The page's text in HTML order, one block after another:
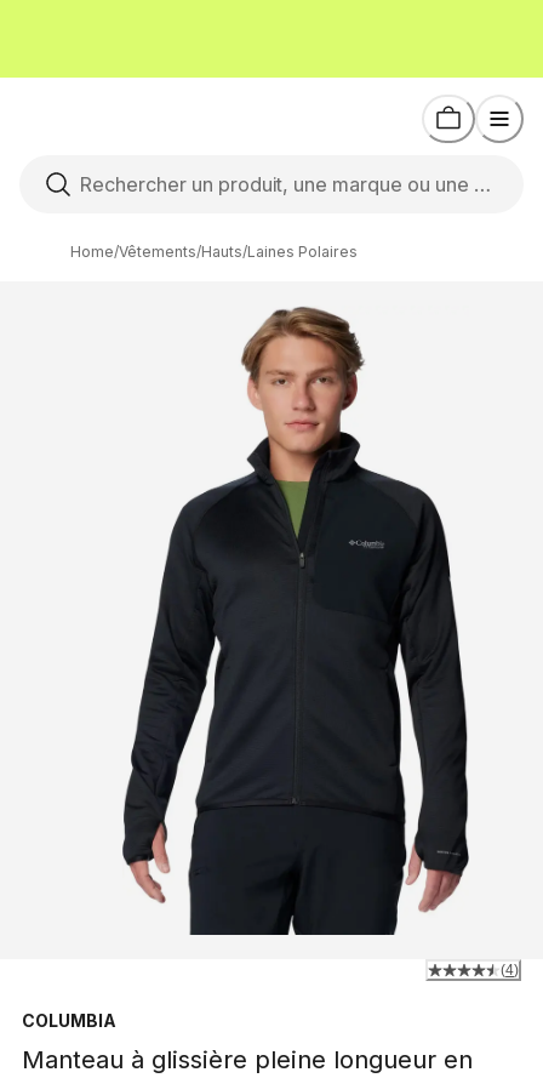
Home/Vêtements/Hauts/Laines Polaires
COLUMBIA
Manteau à glissière pleine longueur en
(4)